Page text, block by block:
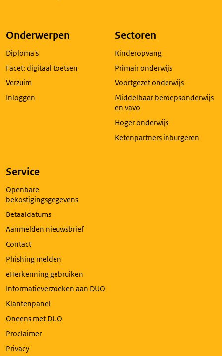
in
nieuw
Onderwerpen
Diploma's
Facet: digitaal toetsen
Verzuim
Inloggen
Sectoren
Kinderopvang
Primair onderwijs
Voortgezet onderwijs
Middelbaar beroepsonderwijs
en vavo
Hoger onderwijs
Ketenpartners inburgeren
Service
Openbare
bekostigingsgegevens
Betaaldatums
Aanmelden nieuwsbrief
Contact
Phishing melden
eHerkenning gebruiken
Informatieverzoeken aan DUO
Klantenpanel
Oneens met DUO
Proclaimer
Privacy